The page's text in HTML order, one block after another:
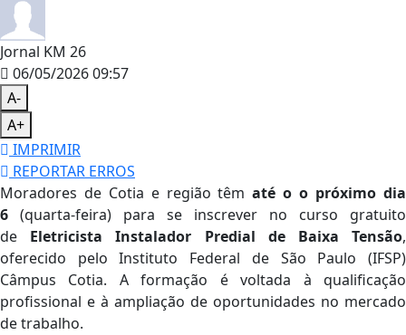
Jornal KM 26
06/05/2026 09:57
A-
A+
IMPRIMIR
REPORTAR ERROS
Moradores de Cotia e região têmaté o o próximo dia
6 (quarta-feira) para se inscrever no curso gratuito
de Eletricista Instalador Predial de Baixa Tensão,
oferecido pelo Instituto Federal de São Paulo (IFSP)
Câmpus Cotia. A formação é voltada à qualificação
profissional e à ampliação de oportunidades no mercado
de trabalho.